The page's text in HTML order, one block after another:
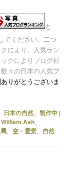
と
てください。二つ
により、人気ラン
クによりブログ村
々の日本の人気ブ
りがとうございま
日本の自然 、製作中 |
William Ash
空・雲景 自然